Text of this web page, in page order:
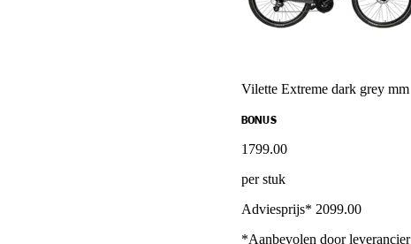
Vilette Extreme dark grey mm
BONUS
1799.00
per stuk
Adviesprijs* 2099.00
*Aanbevolen door leverancier